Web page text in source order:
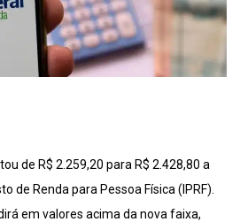
de R$ 2.259,20 para R$ 2.428,80 a
de Renda para Pessoa Física (IPRF).
em valores acima da nova faixa,